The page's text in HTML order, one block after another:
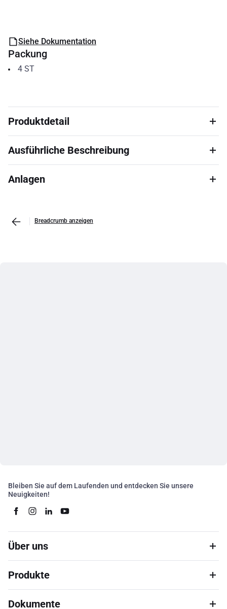
Siehe Dokumentation
Packung
4 ST
Produktdetail
Ausführliche Beschreibung
Anlagen
Breadcrumb anzeigen
Bleiben Sie auf dem Laufenden und entdecken Sie unsere
Neuigkeiten!
Über uns
Produkte
Dokumente